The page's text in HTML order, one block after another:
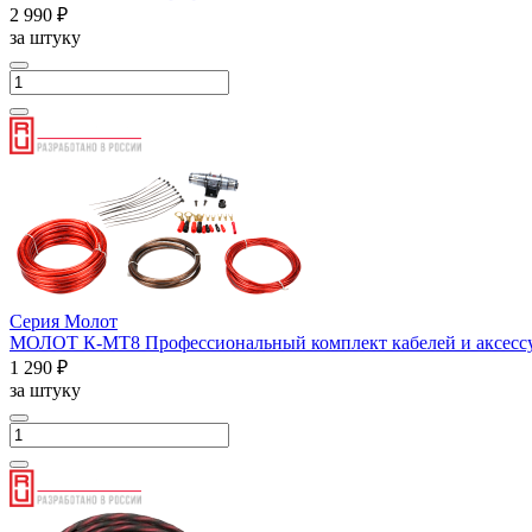
2 990 ₽
за штуку
Серия Молот
МОЛОТ К-МТ8 Профессиональный комплект кабелей и
1 290 ₽
за штуку